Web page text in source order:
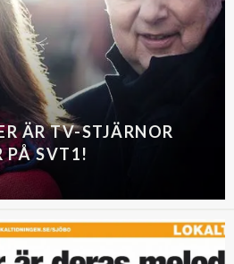
ÄR TV-STJÄRNOR
PÅ SVT1!